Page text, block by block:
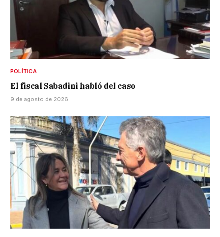
POLÍTICA
El fiscal Sabadini habló del caso
9 de agosto de 2026